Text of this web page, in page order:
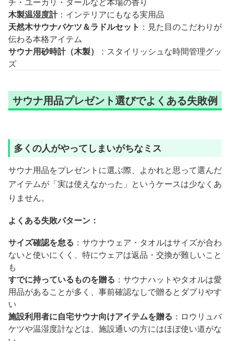
チ・ユーカリ・タールなど本場の香り
木製温湿度計：インテリアにもなる実用品
天然木サウナバケツ＆ラドルセット ：見た目のこだわりが
伝わる本格アイテム
サウナ用砂時計（木製）
：スタイリッシュな時間管理グッ
ズ
サウナ用品プレゼント選びでよくある失敗例
多くの人がやってしまいがちなミス
サウナ用品をプレゼントに選ぶ際、よかれと思って選んだ
アイテムが「実は使えなかった」というケースは少なくあ
りません。
よくある失敗パターン：
サイズ確認を怠る ：サウナウェア・タオルはサイズが合わ
ないと使いにくく、特にウェアは返品・交換が難しいこと
も
すでに持っているものを贈る ：サウナハットやタオルは愛
用品があることが多く、事前確認なしで贈るとダブりやす
い
施設利用者に自宅サウナ向けアイテムを贈る ：ロウリュバ
ケツや温湿度計などは、施設通いの方にはほぼ使い道がな